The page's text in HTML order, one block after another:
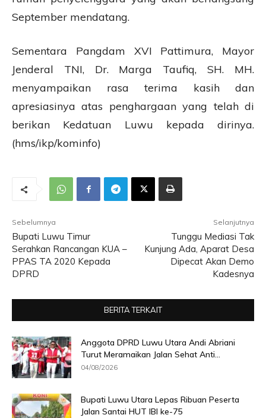
September mendatang.
Sementara Pangdam XVI Pattimura, Mayor
Jenderal TNI, Dr. Marga Taufiq, SH. MH.
menyampaikan rasa terima kasih dan
apresiasinya atas penghargaan yang telah di
berikan Kedatuan Luwu kepada dirinya.
(hms/ikp/kominfo)
Sebelumnya
Bupati Luwu Timur
Serahkan Rancangan KUA –
PPAS TA 2020 Kepada
DPRD
Selanjutnya
Tunggu Mediasi Tak
Kunjung Ada, Aparat Desa
Dipecat Akan Demo
Kadesnya
BERITA TERKAIT
Anggota DPRD Luwu Utara Andi Abriani
Turut Meramaikan Jalan Sehat Anti...
04/08/2026
Bupati Luwu Utara Lepas Ribuan Peserta
Jalan Santai HUT IBI ke-75